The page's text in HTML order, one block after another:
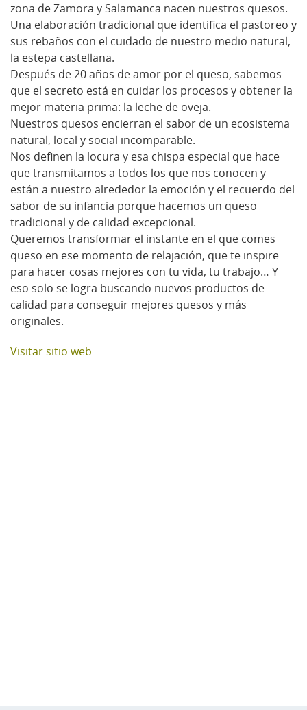
zona de Zamora y Salamanca nacen nuestros quesos.
Una elaboración tradicional que identifica el pastoreo y
sus rebaños con el cuidado de nuestro medio natural,
la estepa castellana.
Después de 20 años de amor por el queso, sabemos
que el secreto está en cuidar los procesos y obtener la
mejor materia prima: la leche de oveja.
Nuestros quesos encierran el sabor de un ecosistema
natural, local y social incomparable.
Nos definen la locura y esa chispa especial que hace
que transmitamos a todos los que nos conocen y
están a nuestro alrededor la emoción y el recuerdo del
sabor de su infancia porque hacemos un queso
tradicional y de calidad excepcional.
Queremos transformar el instante en el que comes
queso en ese momento de relajación, que te inspire
para hacer cosas mejores con tu vida, tu trabajo… Y
eso solo se logra buscando nuevos productos de
calidad para conseguir mejores quesos y más
originales.
Visitar sitio web